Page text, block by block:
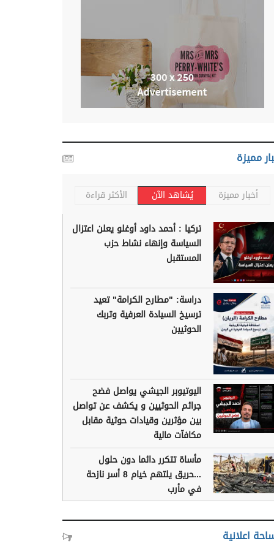
مميزة
أخبار مميزة يُشاهد الآن الأكثر قراءة
تركيا : أحمد داود أوغلو يعلن اعتزال
السياسة وإنهاء نشاط حزب
المستقبل
دراسة: "مطارح الكرامة" تعيد
ترسيخ السيادة العرفية وتربك
الحوثيين
اليوتيوبر الجيشي يواصل فضح
جرائم الحوثيين و يكشف عن تواصل
بين مؤثرين وقيادات حوثية مقابل
مكافآت مالية
مأساة تتكرر دائما دون حلول
...حريق يلتهم خيام 8 أسر نازحة
في مأرب
اعلانية